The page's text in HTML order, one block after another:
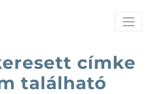
címke
található